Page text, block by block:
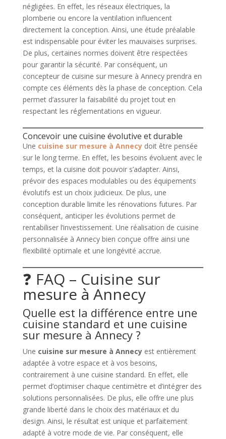
négligées. En effet, les réseaux électriques, la
plomberie ou encore la ventilation influencent
directement la conception. Ainsi, une étude préalable
est indispensable pour éviter les mauvaises surprises.
De plus, certaines normes doivent être respectées
pour garantir la sécurité. Par conséquent, un
concepteur de cuisine sur mesure à Annecy prendra en
compte ces éléments dès la phase de conception. Cela
permet d’assurer la faisabilité du projet tout en
respectant les réglementations en vigueur.
Concevoir une cuisine évolutive et durable
Une cuisine sur mesure à Annecydoit être pensée
sur le long terme. En effet, les besoins évoluent avec le
temps, et la cuisine doit pouvoir s’adapter. Ainsi,
prévoir des espaces modulables ou des équipements
évolutifs est un choix judicieux. De plus, une
conception durable limite les rénovations futures. Par
conséquent, anticiper les évolutions permet de
rentabiliser l’investissement. Une réalisation de cuisine
personnalisée à Annecy bien conçue offre ainsi une
flexibilité optimale et une longévité accrue.
❓ FAQ – Cuisine sur
mesure à Annecy
Quelle est la différence entre une
cuisine standard et une cuisine
sur mesure à Annecy ?
Une cuisine sur mesure à Annecyest entièrement
adaptée à votre espace et à vos besoins,
contrairement à une cuisine standard. En effet, elle
permet d’optimiser chaque centimètre et d’intégrer des
solutions personnalisées. De plus, elle offre une plus
grande liberté dans le choix des matériaux et du
design. Ainsi, le résultat est unique et parfaitement
adapté à votre mode de vie. Par conséquent, elle